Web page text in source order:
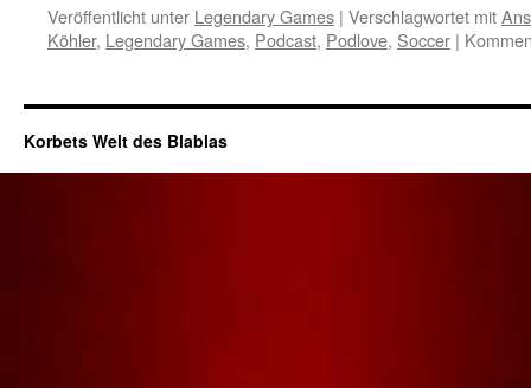
Veröffentlicht unter Legendary Games | Verschlagwortet mit
Köhler, Legendary Games, Podcast, Podlove, Soccer |
Korbets Welt des Blablas